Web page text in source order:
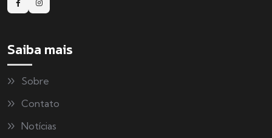
Saiba mais
Sobre
Contato
Notícias